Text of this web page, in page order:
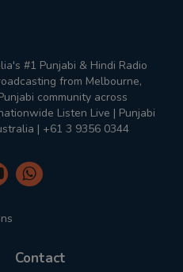
#1 Punjabi & Hindi Radio
from Melbourne,
community across
Listen Live | Punjabi
| +61 3 9356 0344
Contact